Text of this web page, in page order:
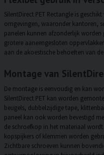
SilentDirect PET Rectangle is
omgevingen, waaronder kantoren,
panelen kunnen afzonderlijk
grotere aaneengesloten
aan de akoestische behoeften van
Montage van
De montage is eenvoudig en kan
SilentDirect PET kan worden
beugels, dubbelzijdige tape,
paneel kan ook worden bevestigd
de schroefkop in het materiaal
kopspijkers of klemmen worden
Zichtbare schroeven kunnen